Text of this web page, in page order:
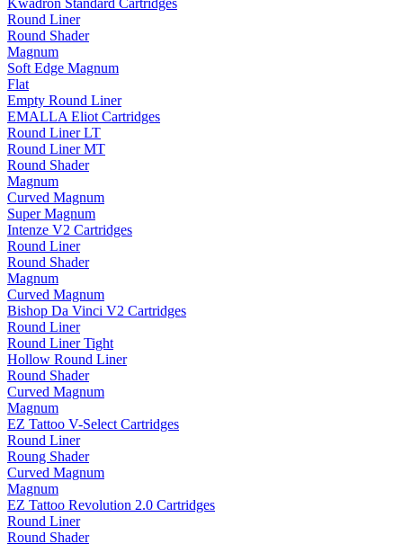
Kwadron Standard Cartridges
Round Liner
Round Shader
Magnum
Soft Edge Magnum
Flat
Empty Round Liner
EMALLA Eliot Cartridges
Round Liner LT
Round Liner MT
Round Shader
Magnum
Curved Magnum
Super Magnum
Intenze V2 Cartridges
Round Liner
Round Shader
Magnum
Curved Magnum
Bishop Da Vinci V2 Cartridges
Round Liner
Round Liner Tight
Hollow Round Liner
Round Shader
Curved Magnum
Magnum
EZ Tattoo V-Select Cartridges
Round Liner
Roung Shader
Curved Magnum
Magnum
EZ Tattoo Revolution 2.0 Cartridges
Round Liner
Round Shader